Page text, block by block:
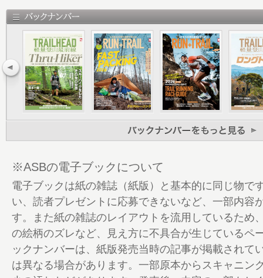
6 musubi cafe
7 VEGE-DELI
8 石川弘樹 笑顔のカムバック LONG
16 全国のトレイルラン専門店ガイド Trail
Stories
17 群馬県 TRAILHEAD ISESAKI BASE
18 宮城県 MOUSE ON TRAIL
19 富山県 SALLYS RUNNING DEPT.
20 長野県 トレイルランテストセンター
22 富山県 Outdoor Speciality MOOSE
24 愛知県 RUN-WALK Style 名古屋店
26 愛知県 One on One
28 群馬県 RUNGRY／宮崎県 CONNECT
29 大阪府 milestone TERADACHO
30 新時代の100 井原知一
36 国内100マイル完全網羅 PERFECT
※ASBの電子ブックについて
電子ブックは紙の雑誌（紙版）と基本的に同じ物で
い、読者プレゼントに応募できないなど、一部内容
す。また紙の雑誌のレイアウトを流用しているため
の絵柄のズレなど、見え方に不具合が生じているペ
ックナンバーは、紙版発売当時の記事が掲載されて
は異なる場合があります。一部原本からスキャニン